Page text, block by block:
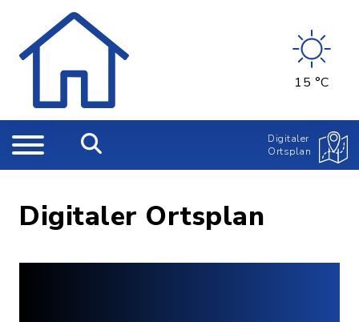
15 °C
Digitaler
Ortsplan
Digitaler Ortsplan